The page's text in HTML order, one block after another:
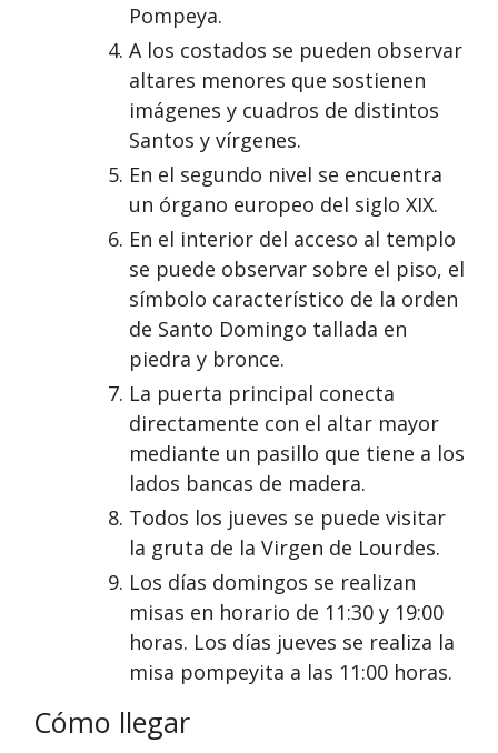
Pompeya.
A los costados se pueden observar
altares menores que sostienen
imágenes y cuadros de distintos
Santos y vírgenes.
En el segundo nivel se encuentra
un órgano europeo del siglo XIX.
En el interior del acceso al templo
se puede observar sobre el piso, el
símbolo característico de la orden
de Santo Domingo tallada en
piedra y bronce.
La puerta principal conecta
directamente con el altar mayor
mediante un pasillo que tiene a los
lados bancas de madera.
Todos los jueves se puede visitar
la gruta de la Virgen de Lourdes.
Los días domingos se realizan
misas en horario de 11:30 y 19:00
horas. Los días jueves se realiza la
misa pompeyita a las 11:00 horas.
Cómo llegar